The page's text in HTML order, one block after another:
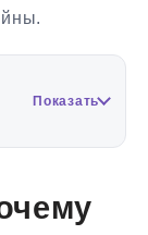
Показать